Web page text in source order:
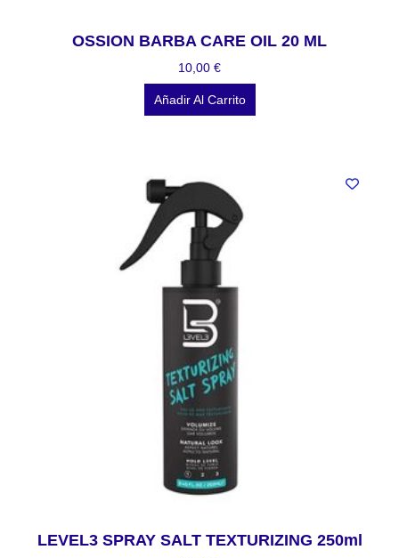
OSSION BARBA CARE OIL 20 ML
10,00 €
Añadir Al Carrito
LEVEL3 SPRAY SALT TEXTURIZING 250ml